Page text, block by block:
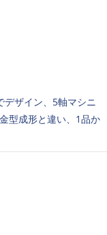
デザイン、5軸マシニ
型成形と違い、1品か